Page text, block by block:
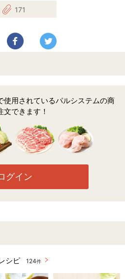
171
で送る Facebookでシェアする
使用されているパルシステムの商
文できます！
グイン
シピ 124件